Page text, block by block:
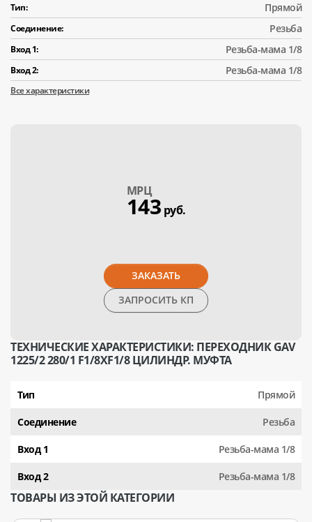
Тип: Прямой
Соединение: Резьба
Вход 1: Резьба-мама 1/8
Вход 2: Резьба-мама 1/8
Все характеристики
МPЦ
143 руб.
ЗАКАЗАТЬ
ЗАПРОСИТЬ КП
ТЕХНИЧЕСКИЕ ХАРАКТЕРИСТИКИ: ПЕРЕХОДНИК GAV
1225/2 280/1 F1/8XF1/8 ЦИЛИНДР. МУФТА
Тип Прямой
Соединение Резьба
Вход 1 Резьба-мама 1/8
Вход 2 Резьба-мама 1/8
ТОВАРЫ ИЗ ЭТОЙ КАТЕГОРИИ